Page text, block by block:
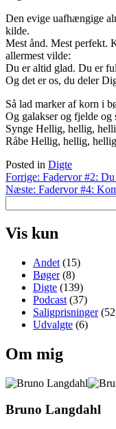
Den evige uafhængige
kilde.
Mest ånd. Mest perfekt.
allermest vilde:
Du er altid glad. Du er
Og det er os, du deler
Så lad marker af korn i
Og galakser og fjelde
Synge Hellig, hellig,
Råbe Hellig, hellig,
Posted in Digte
Forrige: Fadervor #2:
Næste: Fadervor #4:
Vis kun
Andet (15)
Bøger(8)
Digte (139)
Podcast (37)
Saligprisninger
Udvalgte (6)
Om mig
Bruno Langdahl